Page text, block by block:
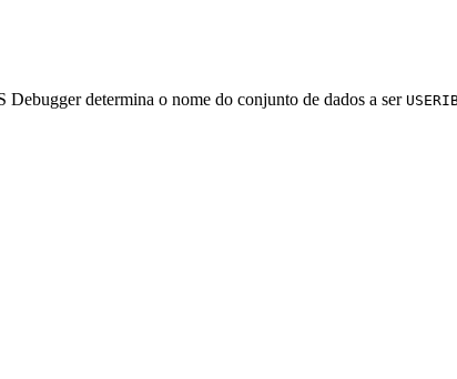
Debuggerdetermina o nome do conjunto de dados a ser